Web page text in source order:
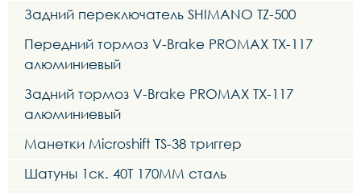
Задний переключатель SHIMANO TZ-500
Передний тормоз V-Brake PROMAX TX-117
алюминиевый
Задний тормоз V-Brake PROMAX TX-117
алюминиевый
Манетки Microshift TS-38 триггер
Шатуны 1ск. 40T 170MM сталь